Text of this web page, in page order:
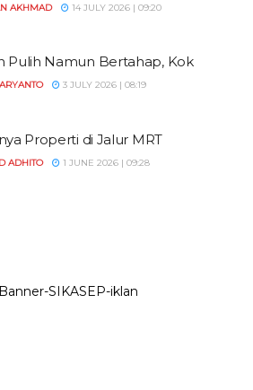
AKHMAD 14 JULY 2026 | 09:20
Pulih Namun Bertahap, Kok
3 JULY 2026 | 08:19
Properti di Jalur MRT
ADHITO 1 JUNE 2026 | 09:28